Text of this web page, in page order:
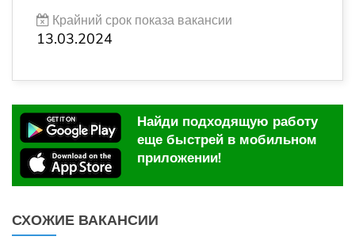
Крайний срок показа вакансии
13.03.2024
Найди подходящую работу
еще быстрей в мобильном
приложении!
СХОЖИЕ ВАКАНСИИ